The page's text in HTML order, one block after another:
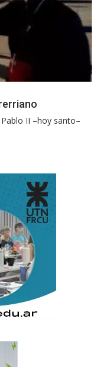
II –hoy santo–